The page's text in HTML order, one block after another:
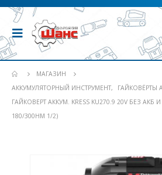
МАГАЗИН
АККУМУЛЯТОРНЫЙ ИНСТРУМЕНТ,
ГАЙКОВЁРТЫ
ГАЙКОВЕРТ АККУМ. KRESS KU270.9 20V БЕЗ АКБ
180/300НМ 1/2)